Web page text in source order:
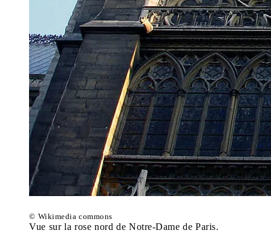
© Wikimedia commons
Vue sur la rose nord de Notre-Dame de Paris.